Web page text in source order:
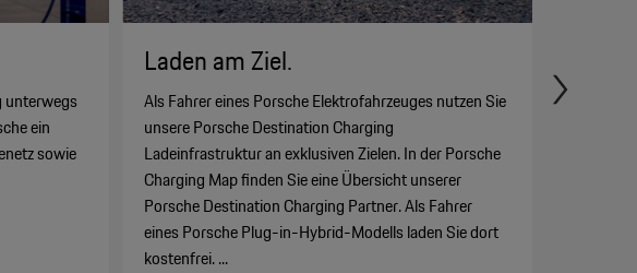
unterwegs
ein
sowie
Laden am Ziel.
Als Fahrer eines Porsche Elektrofahrzeuges nutzen Sie
unsere Porsche Destination Charging
Ladeinfrastruktur an exklusiven Zielen. In der Porsche
Charging Map finden Sie eine Übersicht unserer
Porsche Destination Charging Partner. Als Fahrer
eines Porsche Plug-in-Hybrid-Modells laden Sie dort
kostenfrei. ...